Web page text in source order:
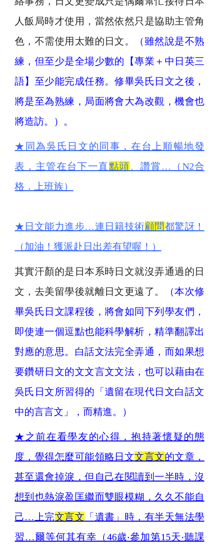
人飯局時才使用，當然依然只是協助主管角
色，不需使用太難的日文。
（雖然說是不熟
練，但至少是全場少數的【專業＋中日英三
語】至少能完成任務。修畢吳氏日文之後，
將是至為熟練，局面將會大為改觀，機會也
將造訪。）。
★ 同為吳氏日文的同事，在台上順暢地發
表，主管在台下一直點頭、讚賞…（N2合
格．上班族）
★ 日文能力進步…連日籍技術顧問都驚訝！
（加油！獲派赴日出差有望喔！）
其實汗顏的是日本系時日文就沒弄通過的日
文，去美留學後就離日文更遠了。
（本次修
畢吳氏日文課程後，將會如同下列學友們，
即使連一個逗點也能科學解析，精準翻譯出
對應的意思。白話文法完全弄通，而如果想
要鑽研日文的文文言文文法，也可以藉由在
吳氏日文所習得的「遺留在現代日文白話文
中的言言文」，而精進。）
★ 之前在看學友的心得，抱持著懷疑的態
度，覺得怎麼可能領略日文文言文的文章，
甚至還會掉淚，但自己在閱讀到一半時，沒
想到也熱淚盈匡繼而雙眼模糊，久久不能自
己…上完文言文 「遺書」時，有半天無法學
習…爾等何其有幸（46歲‧參加第15天‧聽課